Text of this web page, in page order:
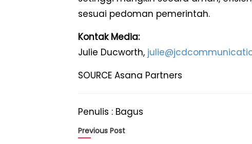
sesuai pedoman pemerintah.
Kontak Media:
Julie Ducworth,
SOURCE Asana Partners
Penulis : Bagus
Previous Post